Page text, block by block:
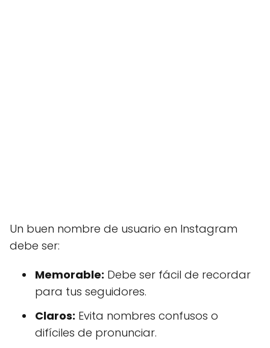
Un buen nombre de usuario en Instagram
debe ser:
Memorable: Debe ser fácil de recordar
para tus seguidores.
Claros: Evita nombres confusos o
difíciles de pronunciar.